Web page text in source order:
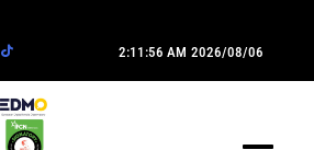
2:11:56 AM 2026/08/06